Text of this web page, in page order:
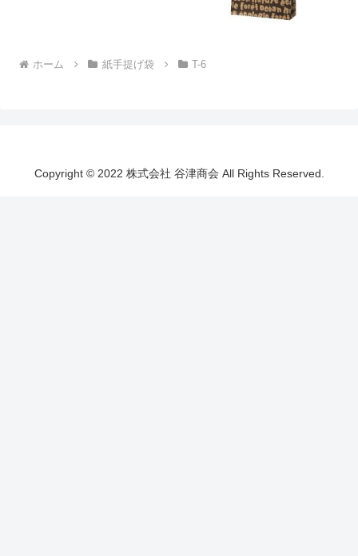
ホーム 紙手提げ袋 T-6
Copyright © 2022 株式会社 谷津商会 All Rights Reserved.